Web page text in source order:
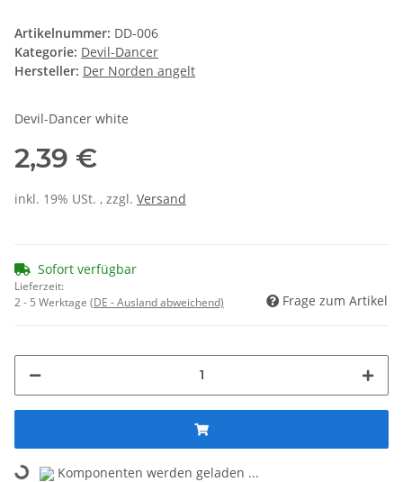
Artikelnummer: DD-006
Kategorie: Devil-Dancer
Hersteller: Der Norden angelt
Devil-Dancer white
2,39 €
inkl. 19% USt. , zzgl. Versand
Sofort verfügbar
Lieferzeit:
2 - 5 Werktage (DE - Ausland abweichend) Frage zum Artikel
Loading... Komponenten werden geladen ...